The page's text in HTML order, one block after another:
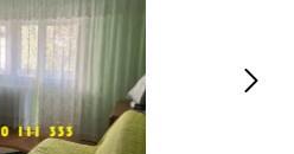
profesionale